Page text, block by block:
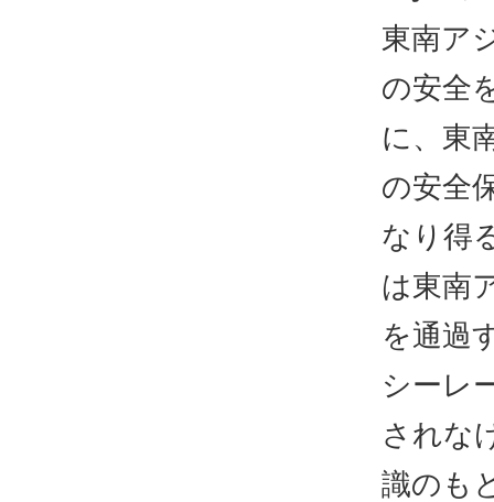
東南ア
の安全
に、東
の安全
なり得
は東南
を通過
シーレ
されな
識のも